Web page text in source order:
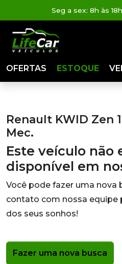
Seg a sex: 8h às
OFERTAS ESTOQUE
Renault KWID Zen
Mec.
Este veículo não
disponível em
Você pode fazer uma nova
contato com nossa equipe
dos seus sonhos!
Fazer uma nova busca